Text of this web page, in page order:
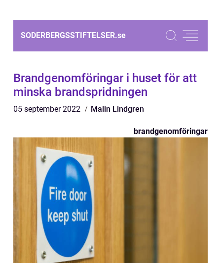
SODERBERGSSTIFTELSER.se
Brandgenomföringar i huset för att
minska brandspridningen
05 september 2022 Malin Lindgren
brandgenomföringar